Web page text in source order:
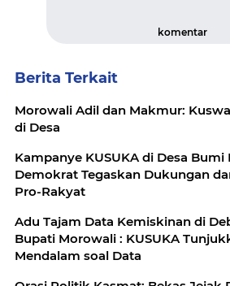
komentar
Berita Terkait
Morowali Adil dan Makmur:
di Desa
Kampanye KUSUKA di Desa Bumi
Demokrat Tegaskan Dukungan
Pro-Rakyat
Adu Tajam Data Kemiskinan di
Bupati Morowali : KUSUKA
Mendalam soal Data